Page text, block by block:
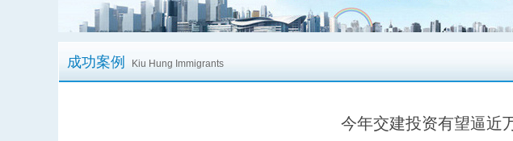
成功案例 Kiu Hung Immigrants
今年交建投资有望逼近